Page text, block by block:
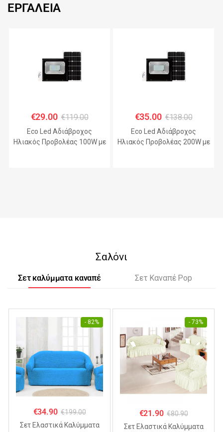
ΕΡΓΑΛΕΙΑ
€29.00 €119.00
Eco Led Αδιάβροχος
Ηλιακός Προβολέας 100W με
€35.00 €138.00
Eco Led Αδιάβροχος
Ηλιακός Προβολέας 200W με
Σαλόνι
Σετ καλύμματα καναπέ Σετ Καναπέ Pop
- 82%
€34.90 €199.00
Σετ Ελαστικά Καλύμματα
- 73%
€21.90 €80.90
Σετ Ελαστικά Καλύμματα